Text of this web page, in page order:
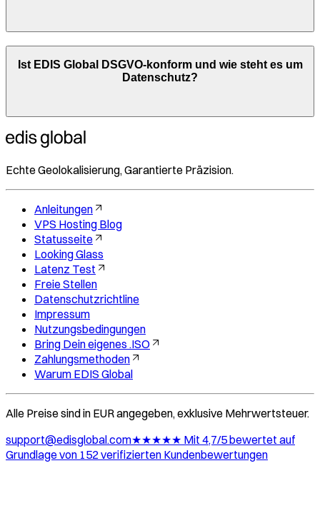
Ist EDIS Global DSGVO-konform und wie steht es um
Datenschutz?
Echte Geolokalisierung, Garantierte Präzision.
Anleitungen
VPS Hosting Blog
Statusseite
Looking Glass
Latenz Test
Freie Stellen
Datenschutzrichtline
Impressum
Nutzungsbedingungen
Bring Dein eigenes .ISO
Zahlungsmethoden
Warum EDIS Global
Alle Preise sind in EUR angegeben, exklusive Mehrwertsteuer.
support@edisglobal.com★★★★★ Mit 4,7/5 bewertet auf
Grundlage von 152 verifizierten Kundenbewertungen